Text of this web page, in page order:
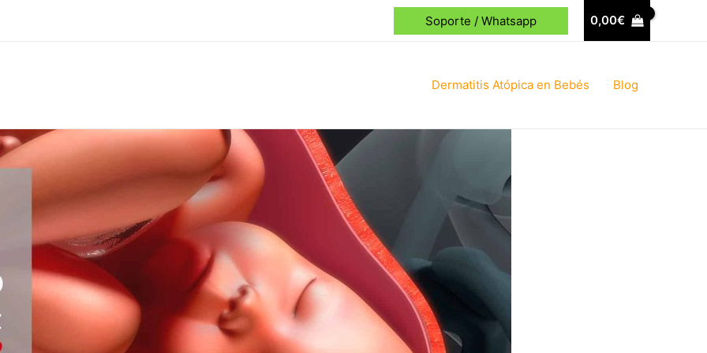
Soporte / Whatsapp 0,00€
Dermatitis Atópica en Bebés Blog